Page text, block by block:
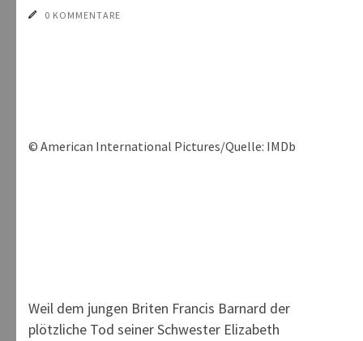
0 KOMMENTARE
© American International Pictures/Quelle: IMDb
Weil dem jungen Briten Francis Barnard der
plötzliche Tod seiner Schwester Elizabeth